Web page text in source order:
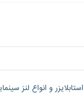
استابلایزر و انواع لنز